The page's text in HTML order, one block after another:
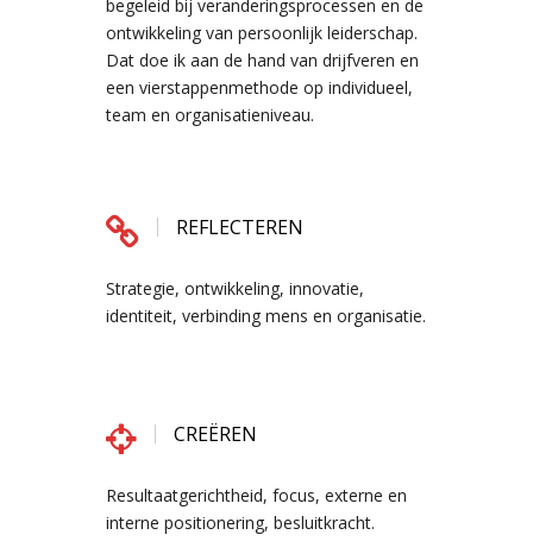
begeleid bij veranderingsprocessen en de
ontwikkeling van persoonlijk leiderschap.
Dat doe ik aan de hand van drijfveren en
een vierstappenmethode op individueel,
team en organisatieniveau.
REFLECTEREN
Strategie, ontwikkeling, innovatie,
identiteit, verbinding mens en organisatie.
CREËREN
Resultaatgerichtheid, focus, externe en
interne positionering, besluitkracht.